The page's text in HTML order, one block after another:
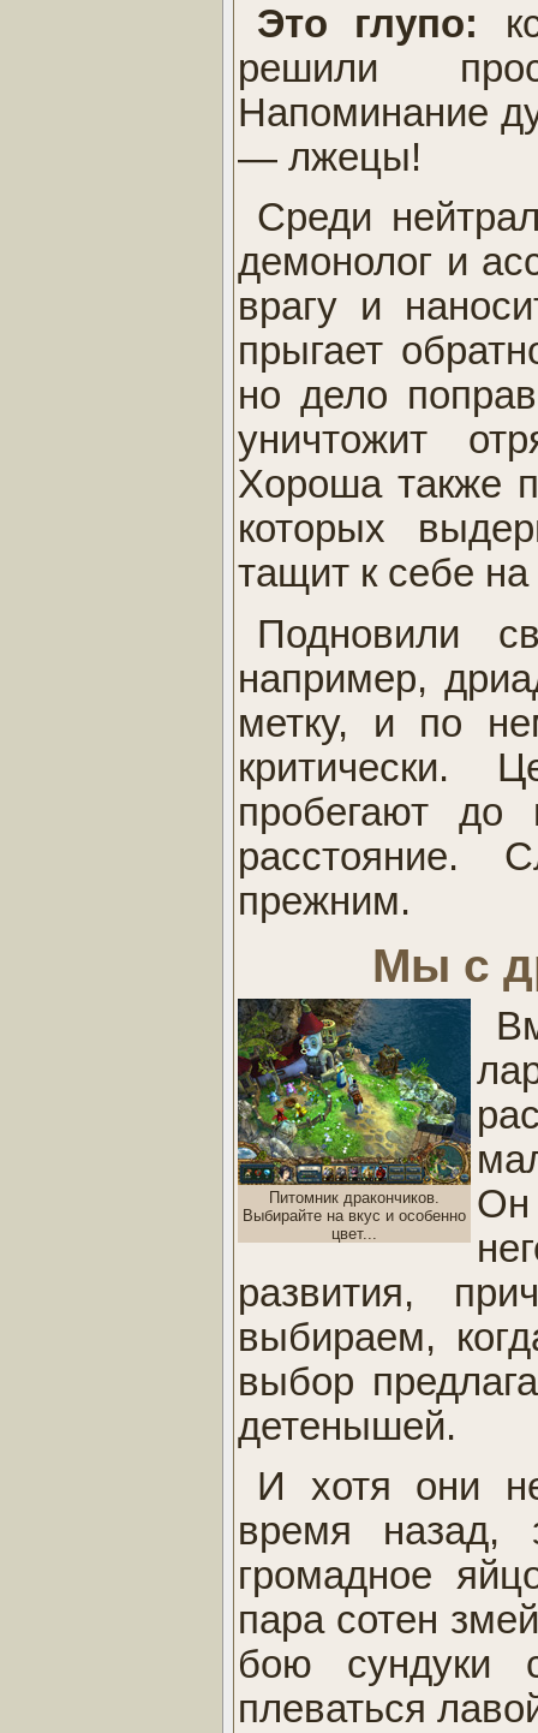
Это глупо:
решили
Напоминание
— лжецы!
Среди
демонолог и
врагу и
прыгает
но дело
уничтожит
Хороша также
которых
тащит к себе на
Подновили
например,
метку, и по
критически.
пробегают до
расстояние.
прежним.
Мы с
Питомник дракончиков.
Выбирайте на вкус и особенно
цвет...
развития,
выбираем,
выбор
детенышей.
И хотя они
время назад,
громадное
пара сотен
бою сундуки
плеваться